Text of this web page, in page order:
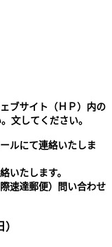
ブサイト（ＨＰ）内の
文してください。
ルにて連絡いたしま
いたします。
速達郵便）問い合わせ